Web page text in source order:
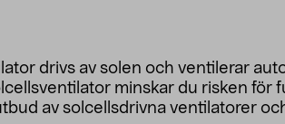
drivs av solen och ventilerar
minskar du risken för
av solcellsdrivna ventilatorer